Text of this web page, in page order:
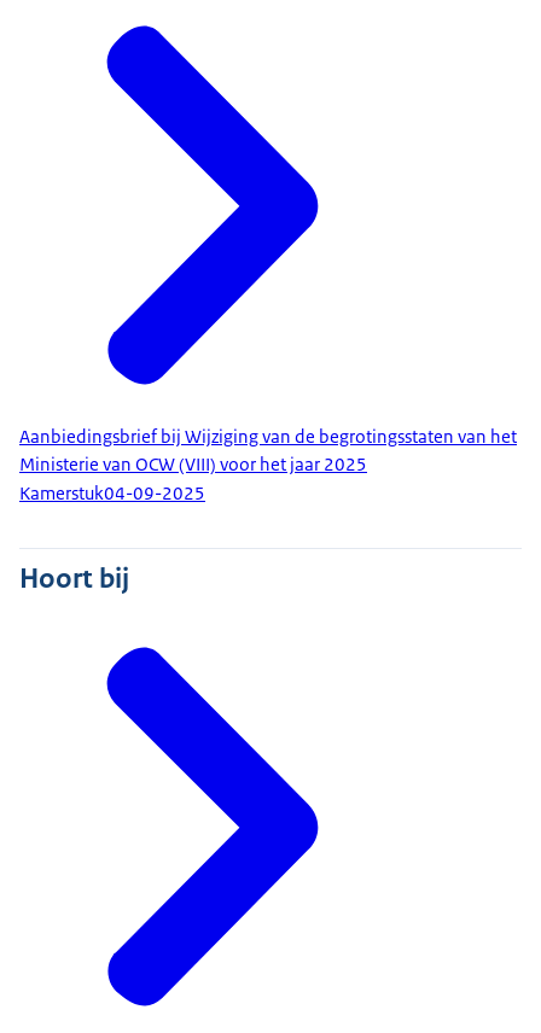
Aanbiedingsbrief bij Wijziging van de begrotingsstaten van het
Ministerie van OCW (VIII) voor het jaar 2025
Kamerstuk04-09-2025
Hoort bij